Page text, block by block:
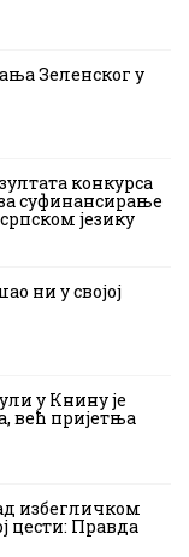
Зеленског у
конкурса
суфинансирање
језику
ни у својој
у Книну је
већ пријетња
избегличком
цести: Правда